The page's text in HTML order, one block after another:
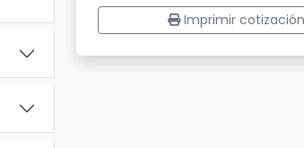
Imprimir cotización